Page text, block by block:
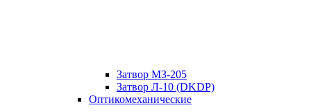
Затвор МЗ-205
Затвор Л-10 (DKDP)
Оптикомеханические